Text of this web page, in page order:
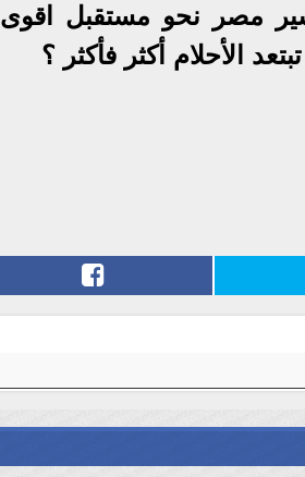
مصر نحو مستقبل اقوى
الأحلام أكثر فأكثر ؟